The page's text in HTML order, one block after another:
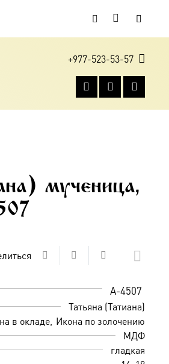
+977-523-53-57
мученица,
A-4507
Татьяна (Татиана)
в окладе Икона по золочению
МДФ
гладкая